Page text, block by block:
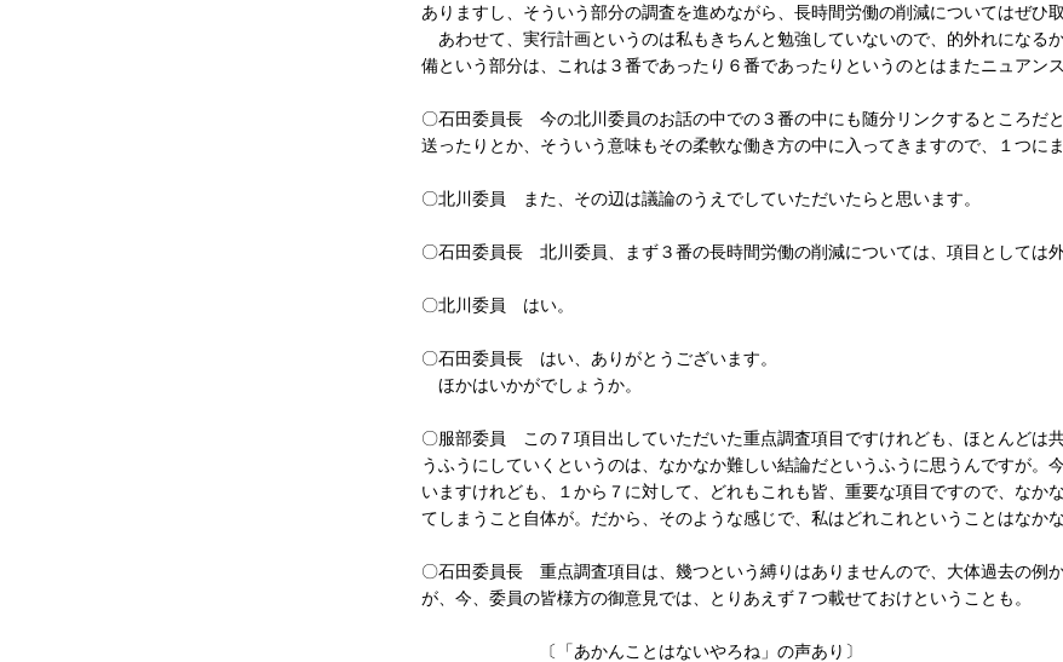
ありますし、そういう部分の調査を進めながら、長時間労働の削減についてはぜひ
あわせて、実行計画というのは私もきちんと勉強していないので、的外れになる
備という部分は、これは３番であったり６番であったりというのとはまたニュアン
〇石田委員長 今の北川委員のお話の中での３番の中にも随分リンクするところだ
送ったりとか、そういう意味もその柔軟な働き方の中に入ってきますので、１つに
〇北川委員 また、その辺は議論のうえでしていただいたらと思います。
〇石田委員長 北川委員、まず３番の長時間労働の削減については、項目としては
〇北川委員 はい。
〇石田委員長 はい、ありがとうございます。
ほかはいかがでしょうか。
〇服部委員 この７項目出していただいた重点調査項目ですけれども、ほとんどは
うふうにしていくというのは、なかなか難しい結論だというふうに思うんですが。
いますけれども、１から７に対して、どれもこれも皆、重要な項目ですので、なか
てしまうこと自体が。だから、そのような感じで、私はどれこれということはなか
〇石田委員長 重点調査項目は、幾つという縛りはありませんので、大体過去の例
が、今、委員の皆様方の御意見では、とりあえず７つ載せておけということも。
〔「あかんことはないやろね」の声あり〕